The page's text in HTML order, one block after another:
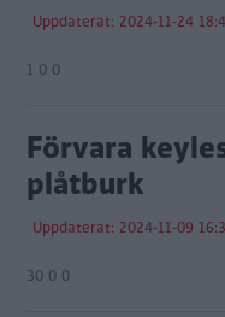
Uppdaterat: 2024-11-24
1 0 0
Förvara
plåtburk
Uppdaterat: 2024-11-09
30 0 0